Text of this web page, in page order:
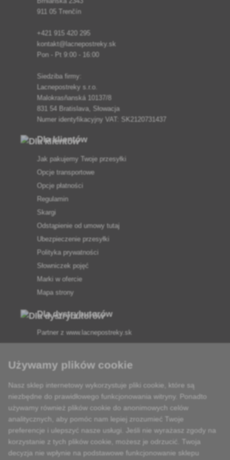
911 05 Trenčín
+421 915 420 295
kontakt@lacnepostreky.sk
Pon - Pt 9:00 - 16:00
Siedziba firmy:
Lacnepostreky s.r.o.
Malokrasňanská 10137/8
831 54 Bratislava, Słowacja
Numer identyfikacyjny VAT: SK2120731437
Dla klientów
Jak pakujemy Twoje przesyłki
Opcje transportowe
Opcje płatności
Regulamin
Skargi
Odstąpienie od umowy tutaj
Ubezpieczenie przesyłki
Polityka prywatności
Słowniczek pojęć
Marki w ofercie
Mapa strony
Dla dystrybutorów
Partner z www.lacnepostreky.sk
Zawsze służymy fachową poradą
Używamy plików cookie
Nasz sklep internetowy wykorzystuje pliki cookie, które są
niezbędne do prawidłowego funkcjonowania witryny. Ponadto
używamy również plików cookie do anonimowych celów
analitycznych, aby pomóc nam lepiej zrozumieć Twoje
preferencje i ulepszyć nasze usługi. Jeśli nie wyrażasz zgody na
korzystanie z tych plików cookie, możesz je odrzucić. Twoja
decyzja nie wpłynie na podstawowe funkcjonowanie sklepu